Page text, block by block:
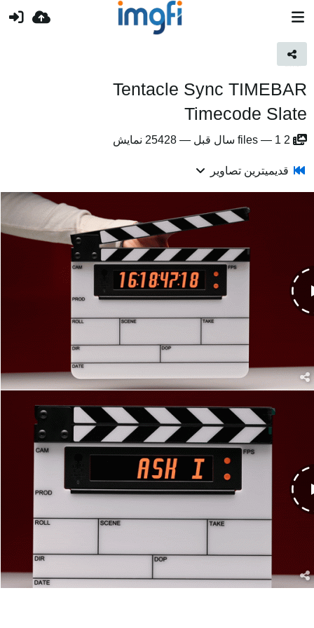
Tentacle Sync TIMEBAR
Timecode Slate
2
files— 1 سال قبل —25428 نمایش
قدیمیترین تصاویر